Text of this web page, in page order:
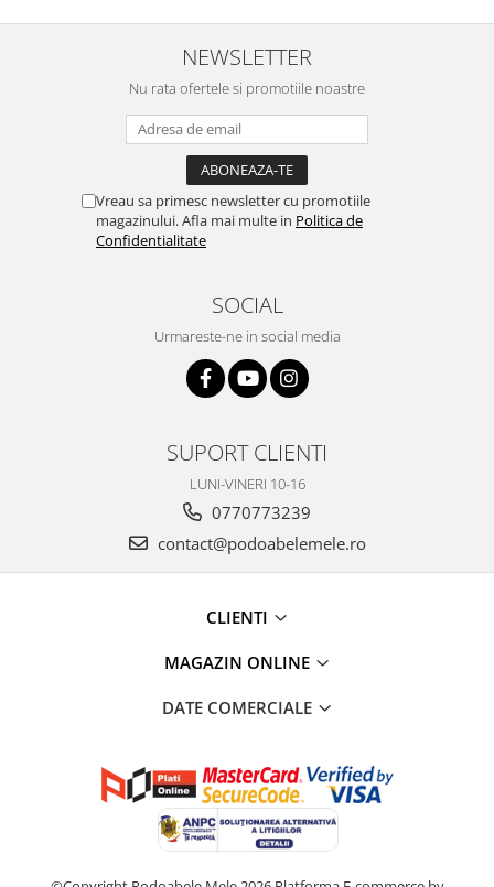
NEWSLETTER
Nu rata ofertele si promotiile noastre
Vreau sa primesc newsletter cu promotiile
magazinului. Afla mai multe in Politica de
Confidentialitate
SOCIAL
Urmareste-ne in social media
SUPORT CLIENTI
LUNI-VINERI 10-16
0770773239
contact@podoabelemele.ro
CLIENTI
MAGAZIN ONLINE
DATE COMERCIALE